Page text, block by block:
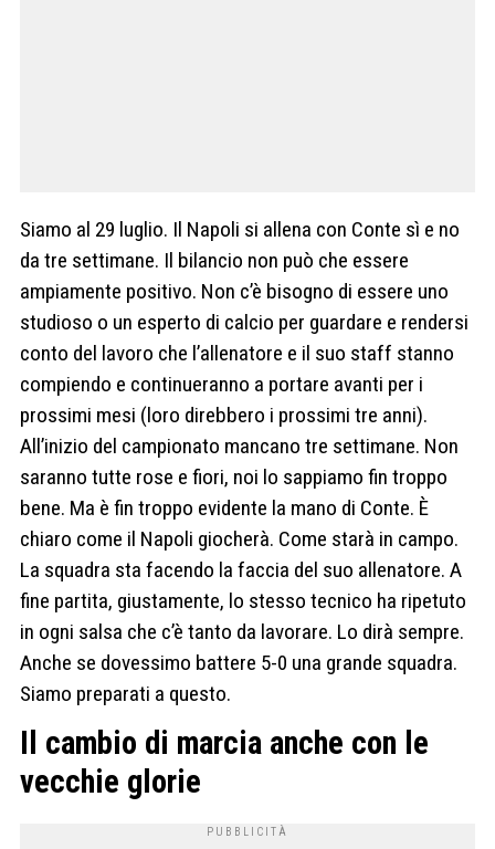
Siamo al 29 luglio. Il Napoli si allena con Conte sì e no
da tre settimane. Il bilancio non può che essere
ampiamente positivo. Non c’è bisogno di essere uno
studioso o un esperto di calcio per guardare e rendersi
conto del lavoro che l’allenatore e il suo staff stanno
compiendo e continueranno a portare avanti per i
prossimi mesi (loro direbbero i prossimi tre anni).
All’inizio del campionato mancano tre settimane. Non
saranno tutte rose e fiori, noi lo sappiamo fin troppo
bene. Ma è fin troppo evidente la mano di Conte. È
chiaro come il Napoli giocherà. Come starà in campo.
La squadra sta facendo la faccia del suo allenatore. A
fine partita, giustamente, lo stesso tecnico ha ripetuto
in ogni salsa che c’è tanto da lavorare. Lo dirà sempre.
Anche se dovessimo battere 5-0 una grande squadra.
Siamo preparati a questo.
Il cambio di marcia anche con le
vecchie glorie